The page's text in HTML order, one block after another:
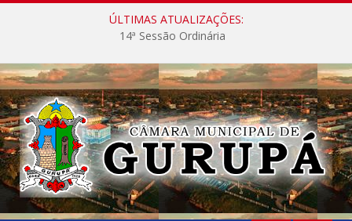
ÚLTIMAS ATUALIZAÇÕES:
14ª Sessão Ordinária